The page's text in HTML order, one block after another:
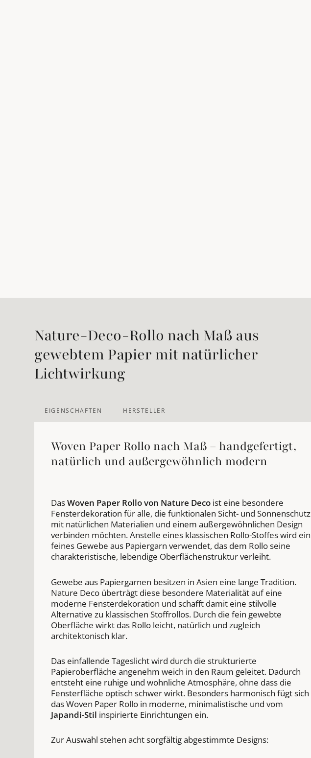
Nature-Deco-Rollo nach Maß aus
gewebtem Papier mit natürlicher
Lichtwirkung
EIGENSCHAFTEN HERSTELLER
Woven Paper Rollo nach Maß – handgefertigt,
natürlich und außergewöhnlich modern
DasWoven Paper Rollo von Nature Deco ist eine besondere
Fensterdekoration für alle, die funktionalen Sicht- und Sonnenschutz
mit natürlichen Materialien und einem außergewöhnlichen Design
verbinden möchten. Anstelle eines klassischen Rollo-Stoffes wird ein
feines Gewebe aus Papiergarn verwendet, das dem Rollo seine
charakteristische, lebendige Oberflächenstruktur verleiht.
Gewebe aus Papiergarnen besitzen in Asien eine lange Tradition.
Nature Deco überträgt diese besondere Materialität auf eine
moderne Fensterdekoration und schafft damit eine stilvolle
Alternative zu klassischen Stoffrollos. Durch die fein gewebte
Oberfläche wirkt das Rollo leicht, natürlich und zugleich
architektonisch klar.
Das einfallende Tageslicht wird durch die strukturierte
Papieroberfläche angenehm weich in den Raum geleitet. Dadurch
entsteht eine ruhige und wohnliche Atmosphäre, ohne dass die
Fensterfläche optisch schwer wirkt. Besonders harmonisch fügt sich
das Woven Paper Rollo in moderne, minimalistische und vom
Japandi-Stil inspirierte Einrichtungen ein.
Zur Auswahl stehen acht sorgfältig abgestimmte Designs: